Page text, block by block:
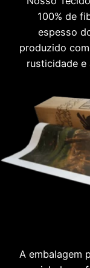
100% de
espesso
produzido
rusticidade e
A embalagem